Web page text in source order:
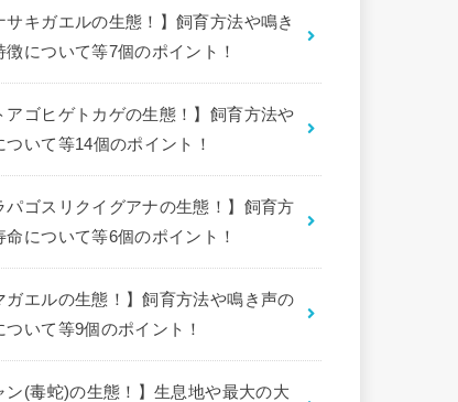
サキガエルの生態！】飼育方法や鳴き
徴について等7個のポイント！
アゴヒゲトカゲの生態！】飼育方法や
ついて等14個のポイント！
パゴスリクイグアナの生態！】飼育方
命について等6個のポイント！
ガエルの生態！】飼育方法や鳴き声の
ついて等9個のポイント！
ン(毒蛇)の生態！】生息地や最大の大